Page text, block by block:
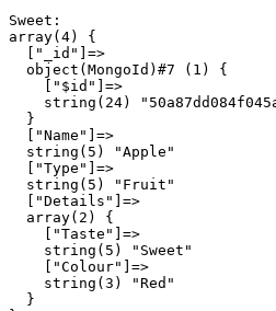
Sweet:
array(4) {
  ["_id"]=>
  object(MongoId)#7 (1) {
    ["$id"]=>
string(24)
  }
  ["Name"]=>
  string(5) "Apple"
  ["Type"]=>
  string(5) "Fruit"
  ["Details"]=>
  array(2) {
    ["Taste"]=>
    string(5) "Sweet"
    ["Colour"]=>
    string(3) "Red"
  }